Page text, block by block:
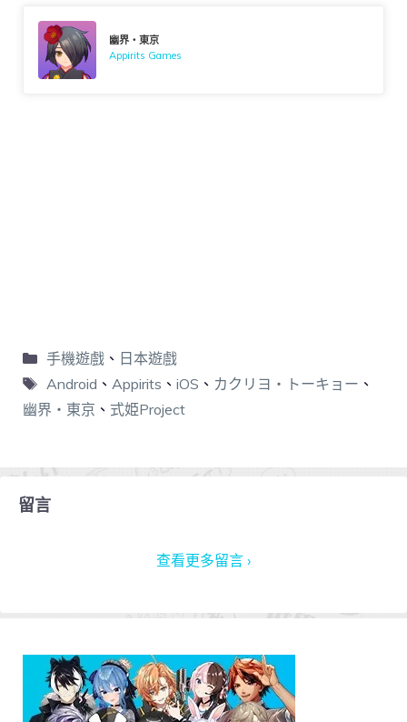
幽界・東京
Appirits Games
手機遊戲、 日本遊戲
Android 、 Appirits 、 iOS 、 カクリヨ・トーキョー 、
幽界・東京 、 式姫Project
留言
查看更多留言 ›